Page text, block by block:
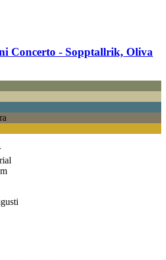
Concerto -​ Sopptallrik, Oliva